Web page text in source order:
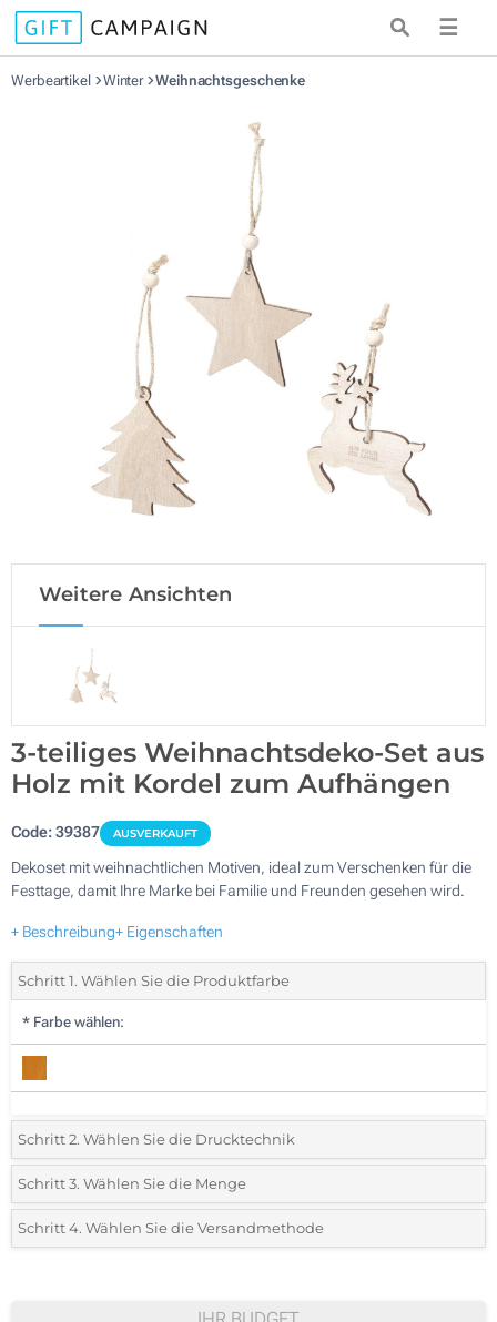
☰
Werbeartikel Winter Weihnachtsgeschenke
Weitere Ansichten
3-teiliges Weihnachtsdeko-Set aus
Holz mit Kordel zum Aufhängen
Code:39387 AUSVERKAUFT
Dekoset mit weihnachtlichen Motiven, ideal zum Verschenken für die
Festtage, damit Ihre Marke bei Familie und Freunden gesehen wird.
+ Beschreibung+ Eigenschaften
Schritt 1. Wählen Sie die Produktfarbe
* Farbe wählen:
Schritt 2. Wählen Sie die Drucktechnik
*Wählen Sie die Druck- und Farbtechniken für Ihr Logo:
1 Farbig (Auf das Ornament)
Schritt 3. Wählen Sie die Menge
*Bitte wählen Sie Ihre gewünschte Menge
Schritt 4. Wählen Sie die Versandmethode